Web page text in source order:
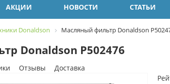
АКЦИИ НОВОСТИ СТАТЬИ
Donaldson Масляный фильтр Donaldson
Donaldson P502476
Отзывы Доставка